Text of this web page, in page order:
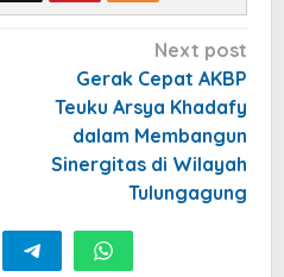
Next post
Gerak Cepat AKBP
Teuku Arsya Khadafy
dalam Membangun
Sinergitas di Wilayah
Tulungagung